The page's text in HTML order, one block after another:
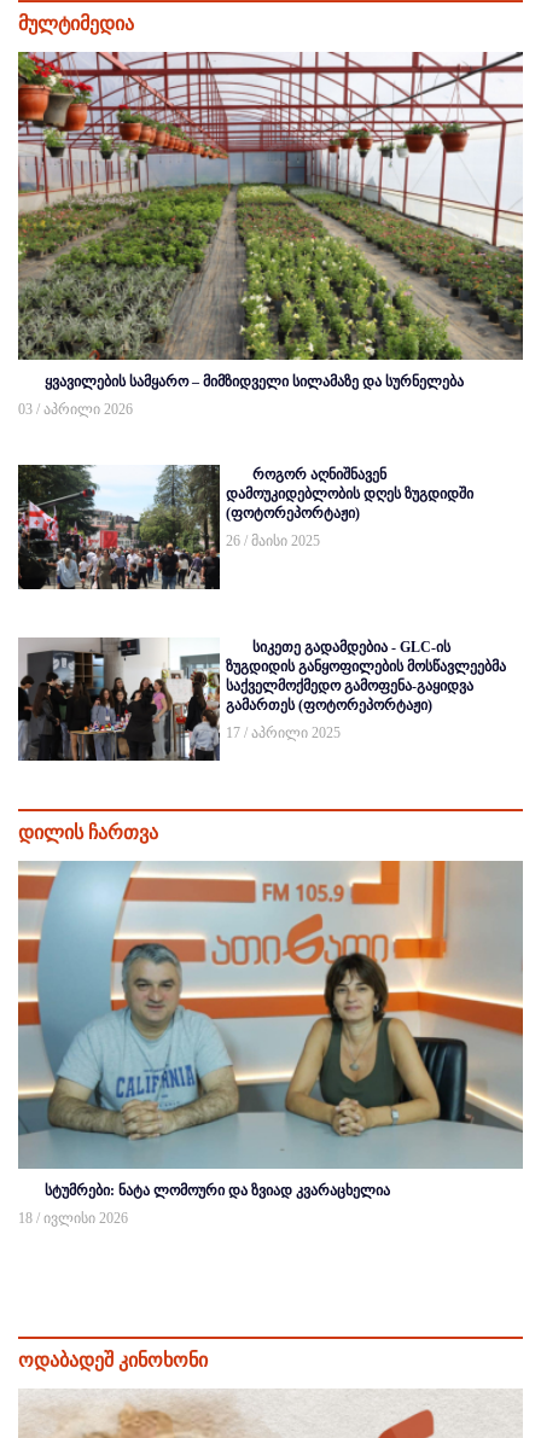
მულტიმედია
ყვავილების სამყარო – მიმზიდველი სილამაზე და სურნელება
03 / აპრილი 2026
როგორ აღნიშნავენ
დამოუკიდებლობის დღეს ზუგდიდში
(ფოტორეპორტაჟი)
26 / მაისი 2025
სიკეთე გადამდებია - GLC-ის
ზუგდიდის განყოფილების მოსწავლეებმა
საქველმოქმედო გამოფენა-გაყიდვა
გამართეს (ფოტორეპორტაჟი)
17 / აპრილი 2025
დილის ჩართვა
სტუმრები: ნატა ლომოური და ზვიად კვარაცხელია
18 / ივლისი 2026
ოდაბადეშ კინოხონი